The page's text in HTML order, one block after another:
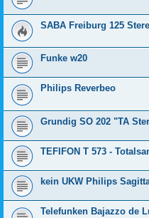
SABA Freiburg 125
Funke w20
Philips Reverbeo
Grundig SO 202 "TA
TEFIFON T 573 -
kein UKW Philips
Telefunken Bajazzo de